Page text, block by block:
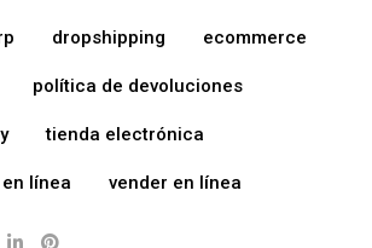
dropshipping ecommerce
política de devoluciones
tienda electrónica
línea vender en línea